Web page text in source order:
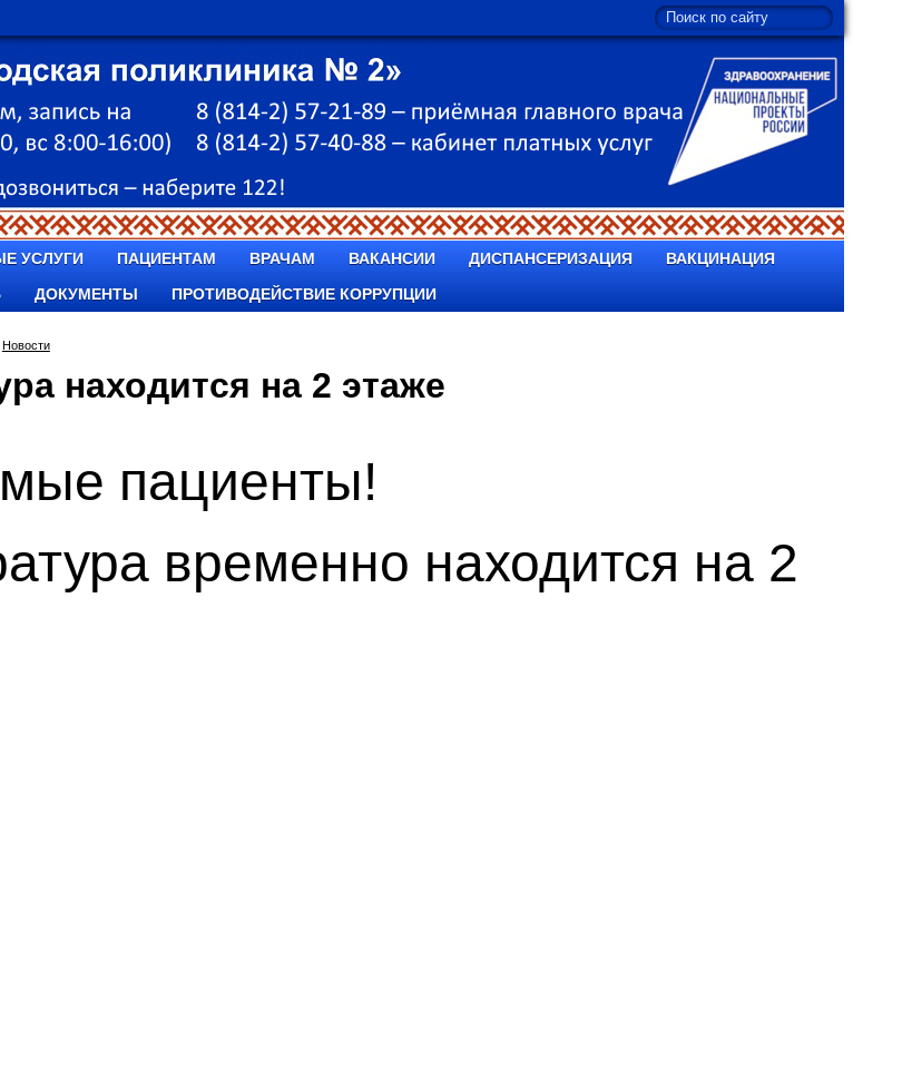
УСЛУГИ ПАЦИЕНТАМ ВРАЧАМ ВАКАНСИИ ДИСПАНСЕРИЗАЦИЯ ВАКЦИНАЦИЯ
ДОКУМЕНТЫ ПРОТИВОДЕЙСТВИЕ КОРРУПЦИИ
Новости
находится на 2 этаже
пациенты!
временно находится на 2